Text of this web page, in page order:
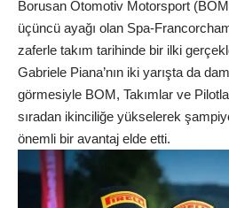
Borusan Otomotiv Motorsport
üçüncü ayağı olan Spa-
zaferle takım tarihinde bir ilki
Gabriele Piana’nın iki yarışta da
görmesiyle BOM, Takımlar ve
sıradan ikinciliğe yükselerek
önemli bir avantaj elde etti.